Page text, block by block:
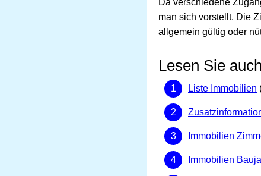
Da verschiedene
man sich vorstellt. Die
allgemein gültig oder
Lesen Sie auch
Liste Immobilien
Immobilien
Immobilien